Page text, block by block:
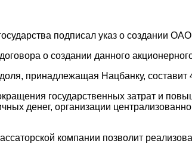
подписал указ о создании
о создании данного
принадлежащая Нацбанку,
государственных затрат и
денег, организации
компании позволит